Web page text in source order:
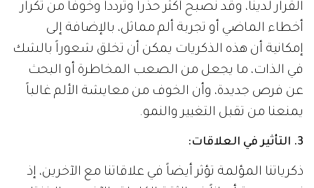
القرار لدينا، وقد نصبح أكثر حذراً وتردداً وخوفاً من تكرار
أخطاء الماضي أو تجربة ألم مماثل، بالإضافة إلى
إمكانية أن هذه الذكريات يمكن أن تخلق شعوراً بالشك
في الذات، ما يجعل من الصعب المخاطرة أو البحث
عن فرص جديدة، وأن الخوف من معايشة الألم غالباً
يمنعنا من تقبل التغيير والنمو.
3. التأثير في العلاقات :
ذكرياتنا المؤلمة تؤثر أيضاً في علاقاتنا مع الآخرين، إذ